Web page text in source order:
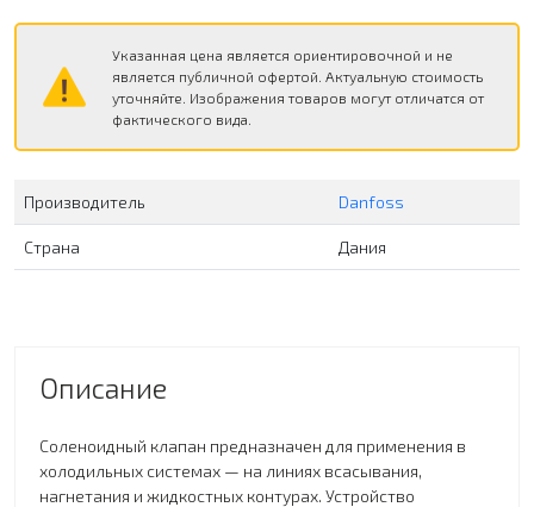
Указанная цена является ориентировочной и не
является публичной офертой. Актуальную стоимость
уточняйте. Изображения товаров могут отличатся от
фактического вида.
Производитель Danfoss
Страна Дания
Описание
Соленоидный клапан предназначен для применения в
холодильных системах — на линиях всасывания,
нагнетания и жидкостных контурах. Устройство